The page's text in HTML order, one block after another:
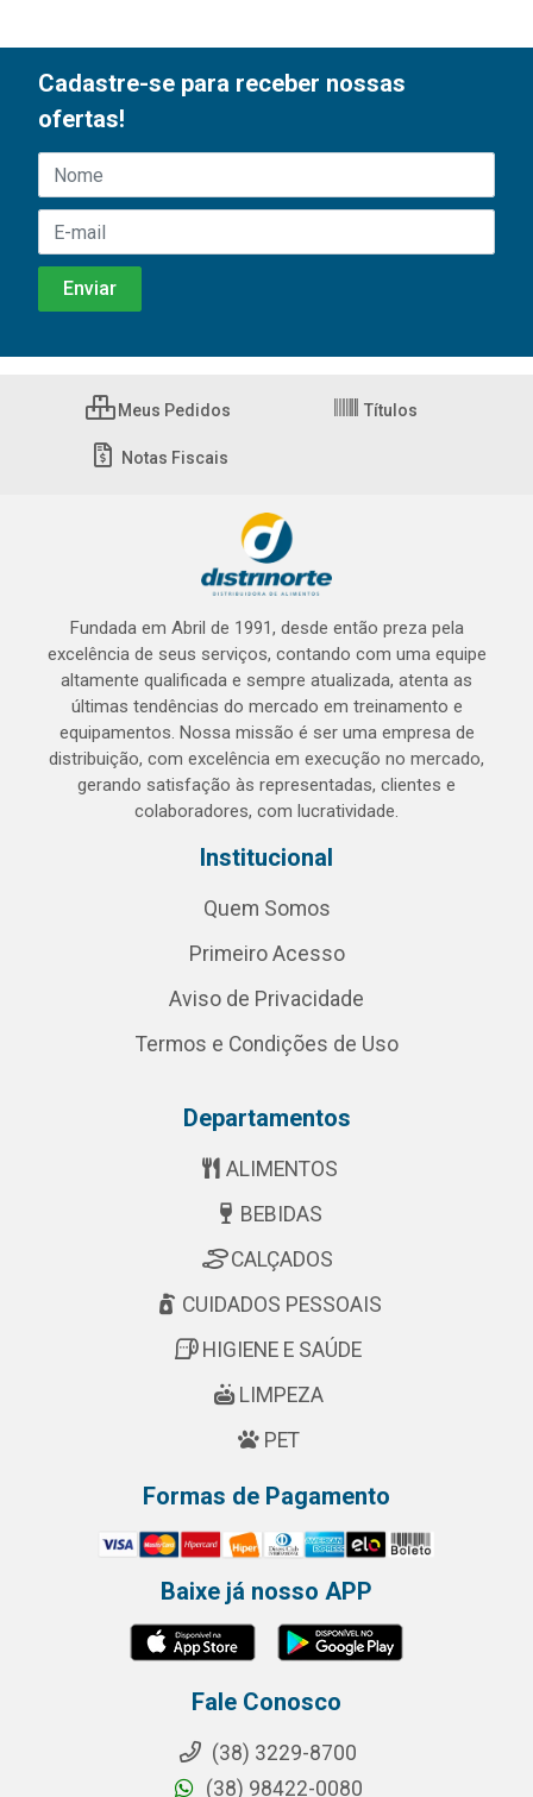
Cadastre-se para receber nossas
ofertas!
Meus Pedidos Títulos
Notas Fiscais
Fundada em Abril de 1991, desde então preza pela
excelência de seus serviços, contando com uma equipe
altamente qualificada e sempre atualizada, atenta as
últimas tendências do mercado em treinamento e
equipamentos. Nossa missão é ser uma empresa de
distribuição, com excelência em execução no mercado,
gerando satisfação às representadas, clientes e
colaboradores, com lucratividade.
Institucional
Quem Somos
Primeiro Acesso
Aviso de Privacidade
Termos e Condições de Uso
Departamentos
ALIMENTOS
BEBIDAS
CALÇADOS
CUIDADOS PESSOAIS
HIGIENE E SAÚDE
LIMPEZA
PET
Formas de Pagamento
Baixe já nosso APP
Fale Conosco
(38) 3229-8700
(38) 98422-0080